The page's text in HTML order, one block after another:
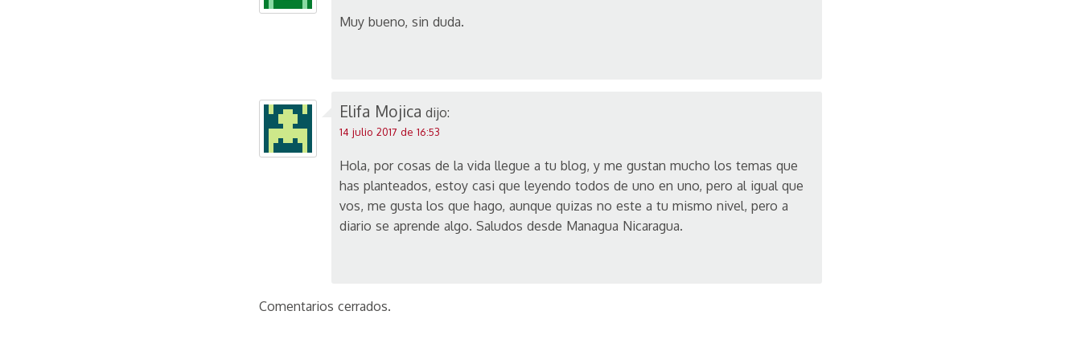
Muy bueno, sin duda.
Elifa Mojica dijo:
14 julio 2017 de 16:53
Hola, por cosas de la vida llegue a tu blog, y me gustan mucho los temas que
has planteados, estoy casi que leyendo todos de uno en uno, pero al igual que
vos, me gusta los que hago, aunque quizas no este a tu mismo nivel, pero a
diario se aprende algo. Saludos desde Managua Nicaragua.
Comentarios cerrados.